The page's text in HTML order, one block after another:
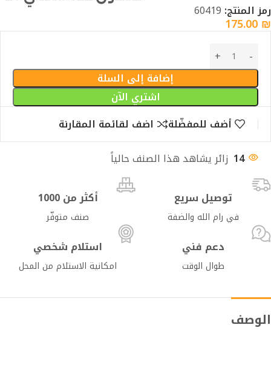
رمز المنتج: 60419
175.00 ₪
إضافة إلى السلة
اشتري الآن
أضف للمفضّلة
اضف لقائمة المقارنة
14 زائر يشاهد هذا الصنف حالياً
توصيل سريع
في رام الله والضفة
أكثر من 1000
صنف متوفّر
دعم فني
طوال الوقت
استلام شخصي
امكانية الاستلام من المحل
الوصف